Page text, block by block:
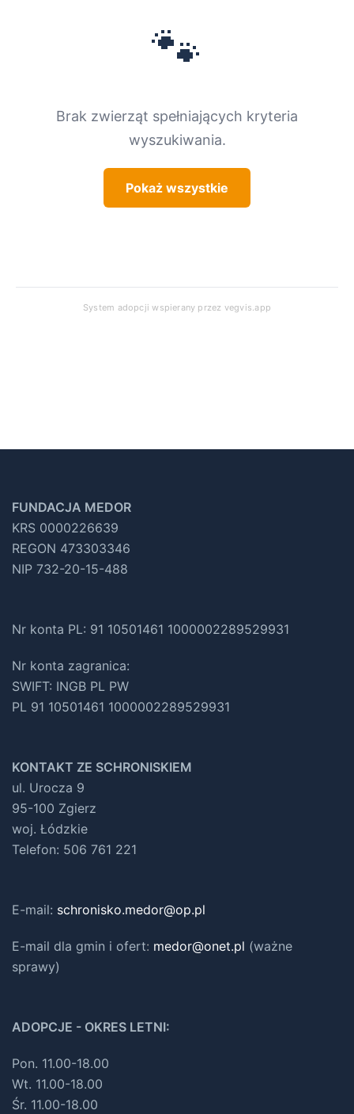
🐾
Brak zwierząt spełniających kryteria
wyszukiwania.
Pokaż wszystkie
System adopcji wspierany przez vegvis.app
FUNDACJA MEDOR
KRS 0000226639
REGON 473303346
NIP 732-20-15-488
Nr konta PL: 91 10501461 1000002289529931
Nr konta zagranica:
SWIFT: INGB PL PW
PL 91 10501461 1000002289529931
KONTAKT ZE SCHRONISKIEM
ul. Urocza 9
95-100 Zgierz
woj. Łódzkie
Telefon: 506 761 221
E-mail: schronisko.medor@op.pl
E-mail dla gmin i ofert: medor@onet.pl (ważne
sprawy)
ADOPCJE - OKRES LETNI:
Pon. 11.00-18.00
Wt. 11.00-18.00
Śr. 11.00-18.00